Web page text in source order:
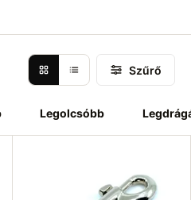
Legolcsóbb
Szűrő